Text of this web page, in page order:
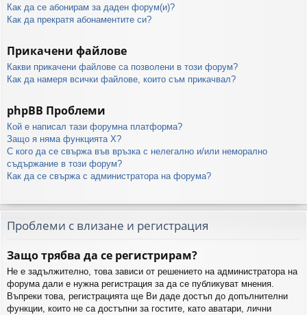
Как да се абонирам за даден форум(и)?
Как да прекратя абонаментите си?
Прикачени файлове
Какви прикачени файлове са позволени в този форум?
Как да намеря всички файлове, които съм прикачвал?
phpBB Проблеми
Кой е написал тази форумна платформа?
Защо я няма функцията X?
С кого да се свържа във връзка с нелегално и/или неморално
съдържание в този форум?
Как да се свържа с администратора на форума?
Проблеми с влизане и регистрация
Защо трябва да се регистрирам?
Не е задължително, това зависи от решението на администратора на
форума дали е нужна регистрация за да се публикуват мнения.
Въпреки това, регистрацията ще Ви даде достъп до допълнителни
функции, които не са достъпни за гостите, като аватари, лични